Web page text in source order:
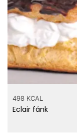
498 KCAL
Eclair fánk